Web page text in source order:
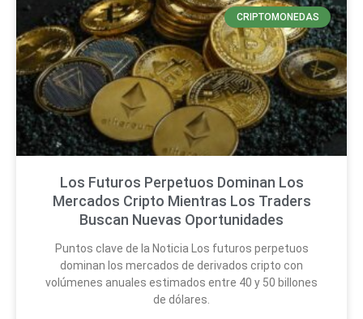
CRIPTOMONEDAS
Los Futuros Perpetuos Dominan Los
Mercados Cripto Mientras Los Traders
Buscan Nuevas Oportunidades
Puntos clave de la Noticia Los futuros perpetuos
dominan los mercados de derivados cripto con
volúmenes anuales estimados entre 40 y 50 billones
de dólares.